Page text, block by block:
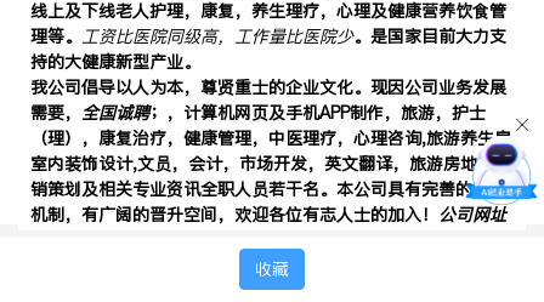
线上及下线老人护理，康复，养生理疗，心理及健康营养饮食管
理等。 工资比医院同级高，工作量比医院少。是国家目前大力支
持的大健康新型产业。
我公司倡导以人为本，尊贤重士的企业文化。现因公司业务发展
需要， 全国诚聘；，计算机网页及手机APP制作，旅游，护士
（理），康复治疗，健康管理，中医理疗，心理咨询,旅游养生房
室内装饰设计,文员，会计，市场开发，英文翻译， 旅游房地产营
销策划及相关专业资讯全职人员若干名。本公司具有完善的培训
机制，有广阔的晋升空间，欢迎各位有志人士的加入！ 公司网址
收藏